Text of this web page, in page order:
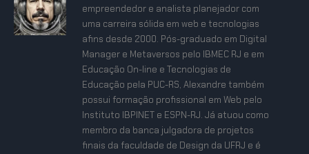
empreendedor e analista planejador com
uma carreira sólida em web e tecnologias
afins desde 2000. Pós-graduado em Digital
Manager e Metaversos pelo IBMEC RJ e em
Educação On-line e Tecnologias de
Educação pela PUC-RS, Alexandre também
possui formação profissional em Web pelo
Instituto IBPINET e ESPN-RJ. Já atuou como
membro da banca julgadora de projetos
finais da faculdade de Design da UFRJ e é